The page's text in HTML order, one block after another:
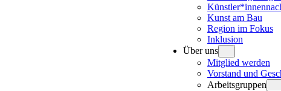
Kunst am Bau
Region im Fokus
Inklusion
Über uns
Mitglied werden
Vorstand und
Arbeitsgruppen